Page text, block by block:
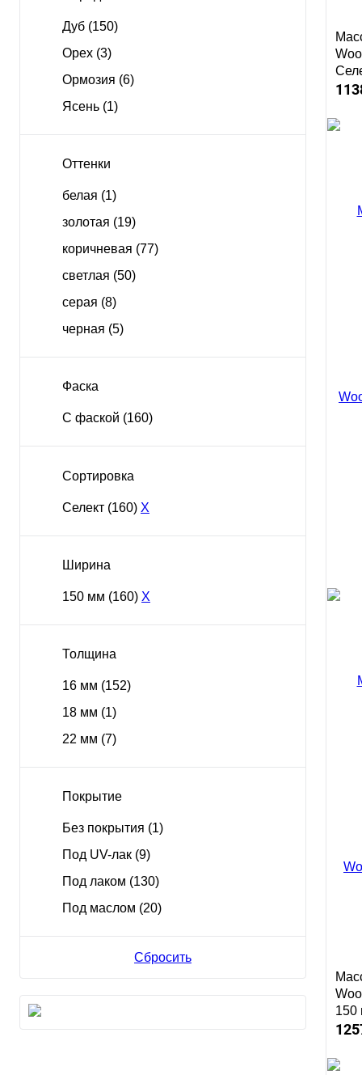
Дуб (150)
Орех (3)
Ормозия (6)
Ясень (1)
Оттенки
белая (1)
золотая (19)
коричневая (77)
светлая (50)
серая (8)
черная (5)
Фаска
С фаской (160)
Сортировка
Селект (160) X
Ширина
150 мм (160) X
Толщина
16 мм (152)
18 мм (1)
22 мм (7)
Покрытие
Без покрытия (1)
Под UV-лак (9)
Под лаком (130)
Под маслом (20)
Сбросить
150